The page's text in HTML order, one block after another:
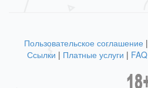
Пользовательское соглашение |
Ссылки | Платные услуги | FAQ